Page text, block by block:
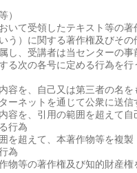
）
いて受領したテキスト等の著
う）に関する著作権及びそ
し、受講者は当センターの事
る次の各号に定める行為を行
容を、自己又は第三者の名を
ーネットを通じて公衆に送信
容を、引用の範囲を超えて自
行為
を超えて、本著作物等を複製
為
物等の著作権及び知的財産権